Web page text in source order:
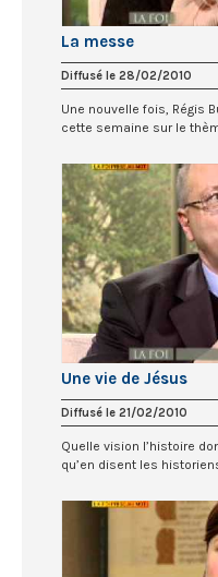
La messe
Diffusé le 28/02/2010
Une nouvelle fois, Régis
cette semaine sur le
Une vie de Jésus
Diffusé le 21/02/2010
Quelle vision l’histoire
qu’en disent les